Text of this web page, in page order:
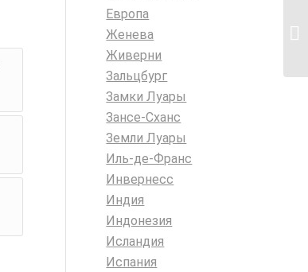
Европа
Женева
Живерни
Зальцбург
Замки Луары
Зансе-Сханс
Земли Луары
Иль-де-Франс
Инвернесс
Индия
Индонезия
Исландия
Испания